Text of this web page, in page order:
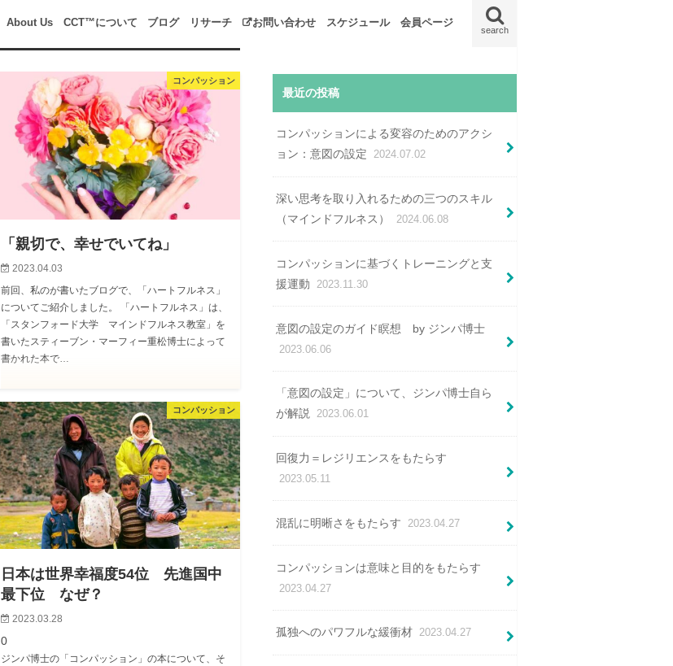
search
About Us CCT™について ブログ リサーチ お問い合わせ スケジュール 会員ページ
コンパッション
「親切で、幸せでいてね」
2023.04.03
前回、私のが書いたブログで、「ハートフルネス」
についてご紹介しました。 「ハートフルネス」は、
「スタンフォード大学 マインドフルネス教室」を
書いたスティーブン・マーフィー重松博士によって
書かれた本で…
コンパッション
日本は世界幸福度54位 先進国中
最下位 なぜ？
2023.03.28
0
ジンパ博士の「コンパッション」の本について、そ
最近の投稿
コンパッションによる変容のためのアクシ
ョン：意図の設定
2024.07.02
深い思考を取り入れるための三つのスキル
（マインドフルネス）
2024.06.08
コンパッションに基づくトレーニングと支
援運動
2023.11.30
意図の設定のガイド瞑想 by ジンパ博士
2023.06.06
「意図の設定」について、ジンパ博士自ら
が解説 2023.06.01
回復⼒＝レジリエンスをもたらす
2023.05.11
混乱に明晰さをもたらす 2023.04.27
コンパッションは意味と⽬的をもたらす
2023.04.27
孤独へのパワフルな緩衝材 2023.04.27